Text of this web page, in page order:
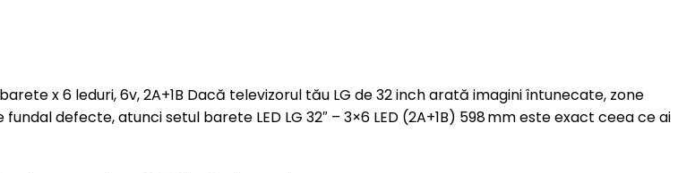
x 6 leduri, 6v, 2A+1B Dacă televizorul tău LG de 32 inch arată imagini întunecate, zone
defecte, atunci setul barete LED LG 32″ – 3×6 LED (2A+1B) 598 mm este exact ceea ce ai